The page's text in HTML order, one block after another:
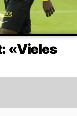
«Vieles